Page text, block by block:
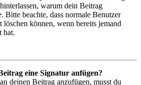
warum dein Beitrag
Bitte beachte, dass normale Benutzer
löschen können, wenn bereits jemand
hat.
eine Signatur anfügen?
deinen Beitrag anzufügen, musst du